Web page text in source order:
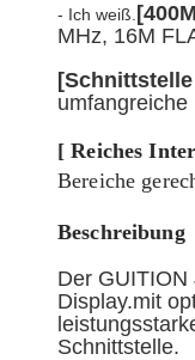
- Ich weiß.
MHz, 16M
[ Reiches
Bereiche
Beschreibung
Der
Display.mit
Schnittstelle.